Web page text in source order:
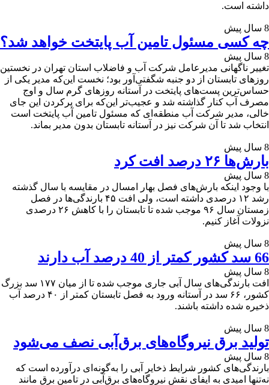
داشته است.
8 سال پیش
چه کسی مسئول تامین آب پایتخت خواهد شد؟
8 سال پیش
تغییر ناگهانی مدیرعامل شرکت آب و فاضلاب استان تهران در نخستین
روزهای تابستان از دو جنبه شگفتی‌آور بود؛ نخست این‌که مدیر یکی از
حساس‌ترین پست‌های پایتخت در آستانه روزهای گرم سال و اوج
مصرف آب کنار گذاشته شد و عجیب‌تر این‌که برای پرکردن این جای
خالی، مدیر شرکت آب منطقه‌ای که مسئول تامین آب پایتخت است
انتخاب شد تا آن شرکت نیز در آستانه تابستان بدون مدیر بماند.
8 سال پیش
بارش‌ها ۲۶ درصد افت کرد
8 سال پیش
با وجود اینکه بارش‌های فصل بهار امسال در مقایسه با سال گذشته
رشد ۱۲ درصدی داشته است، ولی افت ۴۵ بارندگی‌ها در فصل
زمستان سال ۹۶ موجب شده تا تابستان را با کاهش ۲۶ درصدی
نزولات آغاز کنیم.
8 سال پیش
66 سد کشور کمتر از 40 درصد آب دارند
8 سال پیش
افت بارندگی‌های سال آبی جاری موجب شده تا از میان ۱۷۷ سد بزرگ
کشور، ۶۶ سد در آستانه ورود به فصل تابستان کمتر از ۴۰ درصد آب
ذخیره شده داشته باشند.
8 سال پیش
تولید برق نیروگاه‌های برق‌آبی نصف می‌شود
8 سال پیش
بارندگی‌های کشور شرایط ذخایر آبی را به‌گونه‌ای درآورده است که
نه‌تنها امیدی به ایفای نقش نیروگاه‌های برق‌آبی در تامین برق مانند